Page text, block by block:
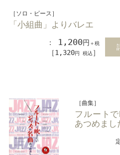
［ソロ・ピース］
「小組曲」よりバレエ
： 1,200円 ＋税
［1,320円 税込 ］
［曲集］
フルート
あつめまし